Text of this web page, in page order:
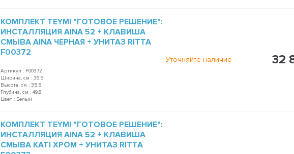
КОМПЛЕКТ TEYMI "ГОТОВОЕ РЕШЕНИЕ":
ИНСТАЛЛЯЦИЯ AINA 52 + КЛАВИША
СМЫВА AINA ЧЕРНАЯ + УНИТАЗ RITTA
F00372
Артикул : F00372
Ширина, см : 36,5
Высота, см : 35,5
Глубина, см : 49,8
Цвет : Белый
Уточняйте наличие 32
КОМПЛЕКТ TEYMI "ГОТОВОЕ РЕШЕНИЕ":
ИНСТАЛЛЯЦИЯ AINA 52 + КЛАВИША
СМЫВА KATI ХРОМ + УНИТАЗ RITTA